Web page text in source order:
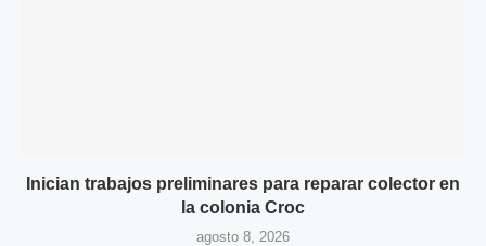
Inician trabajos preliminares para reparar colector en
la colonia Croc
agosto 8, 2026